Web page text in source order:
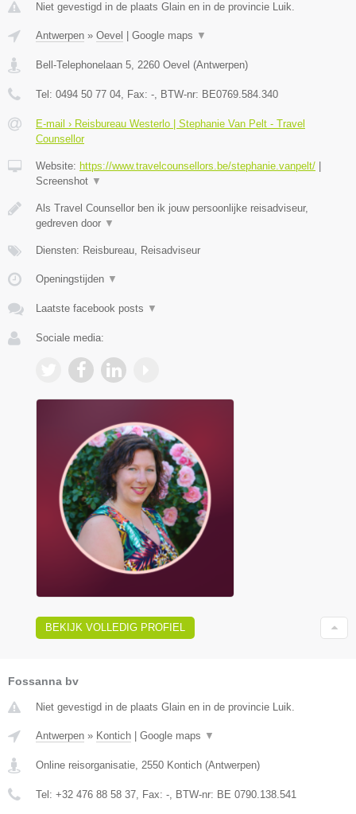
Niet gevestigd in de plaats Glain en in de provincie Luik.
Antwerpen » Oevel Google maps ▼
Bell-Telephonelaan 5, 2260 Oevel (Antwerpen)
Tel: 0494 50 77 04, Fax: -, BTW-nr: BE0769.584.340
E-mail › Reisbureau Westerlo | Stephanie Van Pelt - Travel
Counsellor
Website: https://www.travelcounsellors.be/stephanie.vanpelt/
Screenshot ▼
Als Travel Counsellor ben ik jouw persoonlijke reisadviseur,
gedreven door ▼
Diensten: Reisbureau, Reisadviseur
Openingstijden ▼
Laatste facebook posts ▼
Sociale media:
BEKIJK VOLLEDIG PROFIEL
Fossanna bv
Niet gevestigd in de plaats Glain en in de provincie Luik.
Antwerpen » Kontich Google maps ▼
Online reisorganisatie, 2550 Kontich (Antwerpen)
Tel: +32 476 88 58 37, Fax: -, BTW-nr: BE 0790.138.541